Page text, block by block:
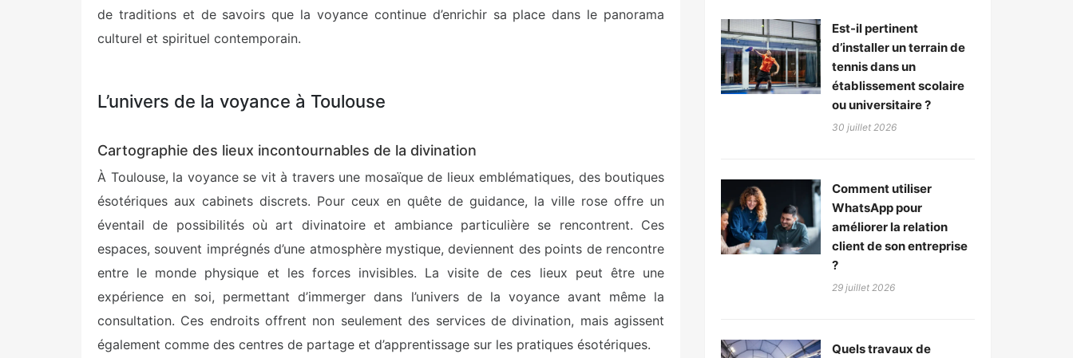
de traditions et de savoirs que la voyance continue d’enrichir sa place dans le panorama
culturel et spirituel contemporain.
L’univers de la voyance à Toulouse
Cartographie des lieux incontournables de la divination
À Toulouse, la voyance se vit à travers une mosaïque de lieux emblématiques, des boutiques
ésotériques aux cabinets discrets. Pour ceux en quête de guidance, la ville rose offre un
éventail de possibilités où art divinatoire et ambiance particulière se rencontrent. Ces
espaces, souvent imprégnés d’une atmosphère mystique, deviennent des points de rencontre
entre le monde physique et les forces invisibles. La visite de ces lieux peut être une
expérience en soi, permettant d’immerger dans l’univers de la voyance avant même la
consultation. Ces endroits offrent non seulement des services de divination, mais agissent
également comme des centres de partage et d’apprentissage sur les pratiques ésotériques.
Est-il pertinent
d’installer un terrain de
tennis dans un
établissement scolaire
ou universitaire ?
30 juillet 2026
Comment utiliser
WhatsApp pour
améliorer la relation
client de son entreprise
?
29 juillet 2026
Quels travaux de